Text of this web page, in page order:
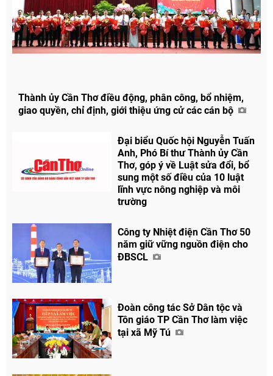
Thành ủy Cần Thơ điều động, phân công, bổ nhiệm,
giao quyền, chỉ định, giới thiệu ứng cử các cán bộ
Đại biểu Quốc hội Nguyễn Tuấn
Anh, Phó Bí thư Thành ủy Cần
Thơ, góp ý về Luật sửa đổi, bổ
sung một số điều của 10 luật
lĩnh vực nông nghiệp và môi
trường
Công ty Nhiệt điện Cần Thơ 50
năm giữ vững nguồn điện cho
ĐBSCL
Đoàn công tác Sở Dân tộc và
Tôn giáo TP Cần Thơ làm việc
tại xã Mỹ Tú